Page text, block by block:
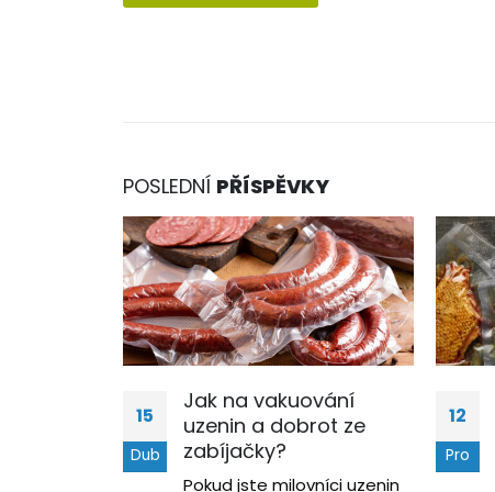
POSLEDNÍ PŘÍSPĚVKY
15
Dub
Jak na vakuování
uzenin a dobrot ze
zabíjačky?
Pokud jste milovníci uzenin
12
Pro